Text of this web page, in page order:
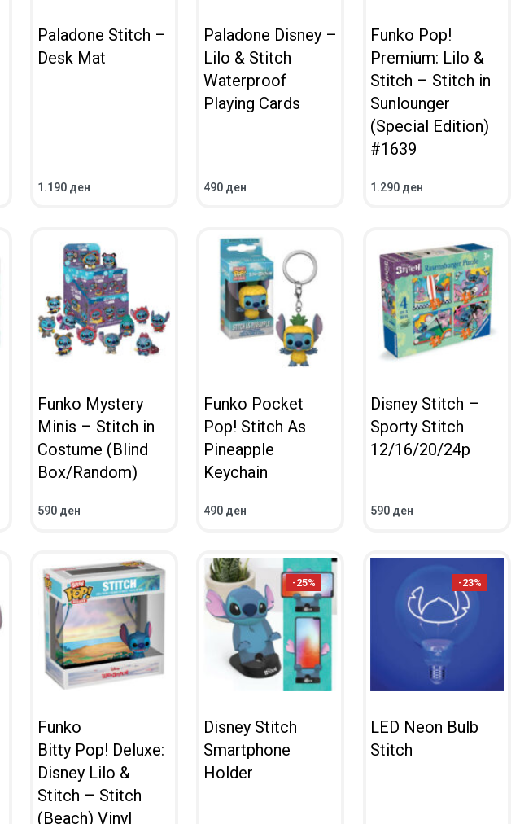
Paladone Stitch –
Desk Mat
1.190 ден
ВО КОШНИЧКА
Paladone Disney –
Lilo & Stitch
Waterproof
Playing Cards
490 ден
ВО КОШНИЧКА
Funko Pop!
Premium: Lilo &
Stitch – Stitch in
Sunlounger
(Special Edition)
#1639
1.290 ден
ВО КОШНИЧКА
Funko Mystery
Minis – Stitch in
Costume (Blind
Box/Random)
590 ден
ВО КОШНИЧКА
Funko Pocket
Pop! Stitch As
Pineapple
Keychain
490 ден
ВО КОШНИЧКА
Disney Stitch –
Sporty Stitch
12/16/20/24p
590 ден
ВО КОШНИЧКА
Funko
Bitty Pop! Deluxe:
Disney Lilo &
Stitch – Stitch
(Beach) Vinyl
-25%
Disney Stitch
Smartphone
Holder
-23%
LED Neon Bulb
Stitch